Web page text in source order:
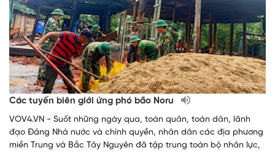
Các tuyến biên giới ứng phó bão Noru
VOV4.VN - Suốt những ngày qua, toàn quân, toàn dân, lãnh
đạo Đảng Nhà nước và chính quyền, nhân dân các địa phương
miền Trung và Bắc Tây Nguyên đã tập trung toàn bộ nhân lực,